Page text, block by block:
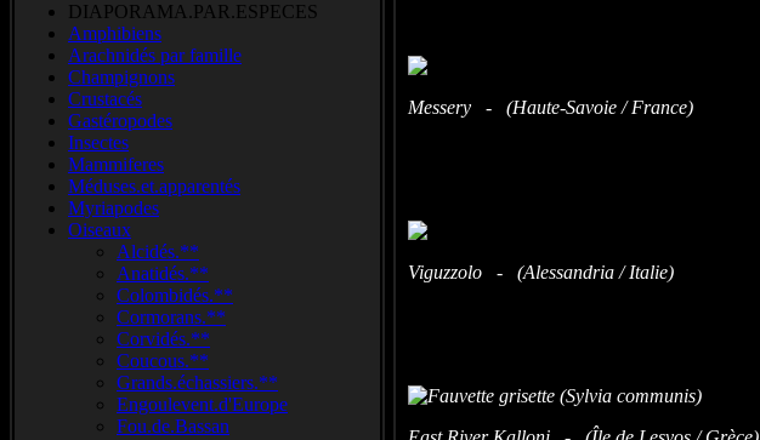
DIAPORAMA.PAR.ESPECES
Amphibiens
Arachnidés par famille
Champignons
Crustacés
Gastéropodes
Insectes
Mammiferes
Méduses.et.apparentés
Myriapodes
Oiseaux
Alcidés.**
Anatidés.**
Colombidés.**
Cormorans.**
Corvidés.**
Coucous.**
Grands.échassiers.**
Engoulevent.d'Europe
Fou.de.Bassan
Messery - (Haute-Savoie / France)
Viguzzolo - (Alessandria / Italie)